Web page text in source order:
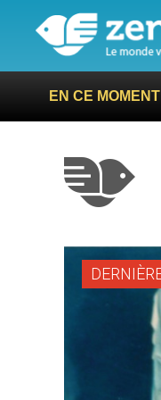
EN CE MOMENT